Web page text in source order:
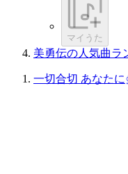
マイうた
美勇伝の人気曲ラ
一切合切 あなた